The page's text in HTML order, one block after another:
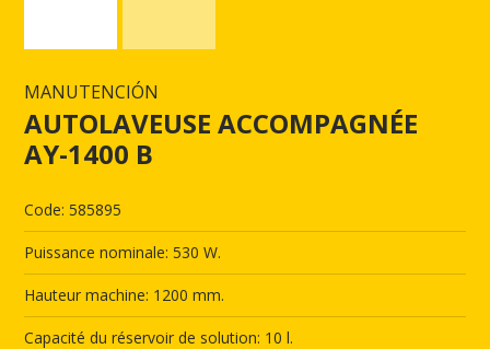
MANUTENCIÓN
AUTOLAVEUSE ACCOMPAGNÉE
AY-1400 B
Code: 585895
Puissance nominale: 530 W.
Hauteur machine: 1200 mm.
Capacité du réservoir de solution: 10 l.